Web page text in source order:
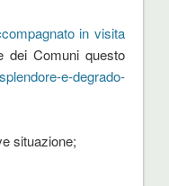
in visita
dei Comuni questo
e-degrado-
situazione;